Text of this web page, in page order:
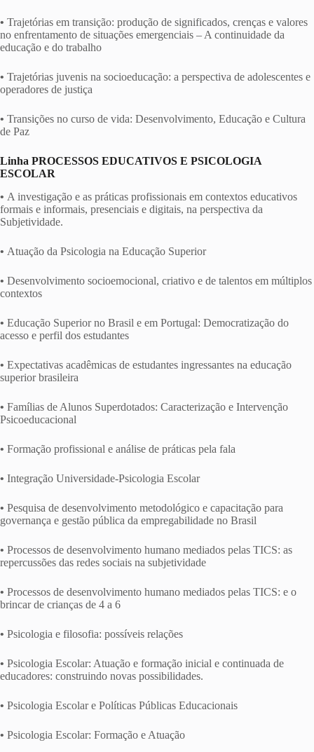
• Trajetórias em transição: produção de significados, crenças e valores
no enfrentamento de situações emergenciais – A continuidade da
educação e do trabalho
• Trajetórias juvenis na socioeducação: a perspectiva de adolescentes e
operadores de justiça
• Transições no curso de vida: Desenvolvimento, Educação e Cultura
de Paz
Linha PROCESSOS EDUCATIVOS E PSICOLOGIA
ESCOLAR
• A investigação e as práticas profissionais em contextos educativos
formais e informais, presenciais e digitais, na perspectiva da
Subjetividade.
• Atuação da Psicologia na Educação Superior
• Desenvolvimento socioemocional, criativo e de talentos em múltiplos
contextos
• Educação Superior no Brasil e em Portugal: Democratização do
acesso e perfil dos estudantes
• Expectativas acadêmicas de estudantes ingressantes na educação
superior brasileira
• Famílias de Alunos Superdotados: Caracterização e Intervenção
Psicoeducacional
• Formação profissional e análise de práticas pela fala
• Integração Universidade-Psicologia Escolar
• Pesquisa de desenvolvimento metodológico e capacitação para
governança e gestão pública da empregabilidade no Brasil
• Processos de desenvolvimento humano mediados pelas TICS: as
repercussões das redes sociais na subjetividade
• Processos de desenvolvimento humano mediados pelas TICS: e o
brincar de crianças de 4 a 6
• Psicologia e filosofia: possíveis relações
• Psicologia Escolar: Atuação e formação inicial e continuada de
educadores: construindo novas possibilidades.
• Psicologia Escolar e Políticas Públicas Educacionais
• Psicologia Escolar: Formação e Atuação